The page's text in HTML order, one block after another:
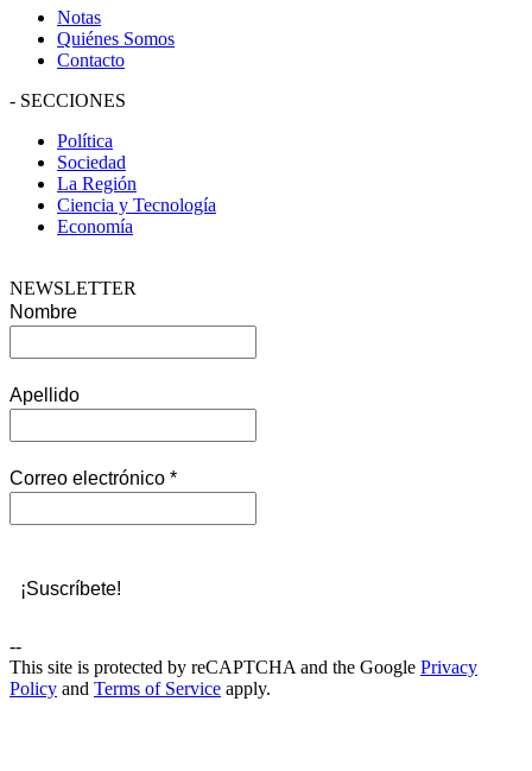
Notas
Quiénes Somos
Contacto
- SECCIONES
Política
Sociedad
La Región
Ciencia y Tecnología
Economía
NEWSLETTER
Nombre
Apellido
Correo electrónico *
--
This site is protected by reCAPTCHA and the Google Privacy
Policy and Terms of Service apply.